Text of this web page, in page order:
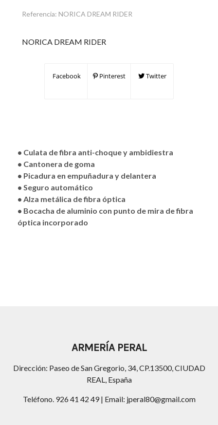
Referencia: NORICA DREAM RIDER
NORICA DREAM RIDER
Facebook Pinterest Twitter
• Culata de fibra anti-choque y ambidiestra
• Cantonera de goma
• Picadura en empuñadura y delantera
• Seguro automático
• Alza metálica de fibra óptica
• Bocacha de aluminio con punto de mira de fibra
óptica incorporado
ARMERÍA PERAL
Dirección: Paseo de San Gregorio, 34, CP.13500, CIUDAD
REAL, España
Teléfono. 926 41 42 49 | Email: jperal80@gmail.com